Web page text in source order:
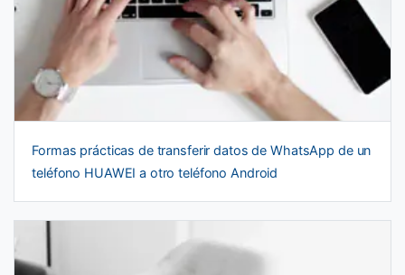
Formas prácticas de transferir datos de WhatsApp de un
teléfono HUAWEI a otro teléfono Android